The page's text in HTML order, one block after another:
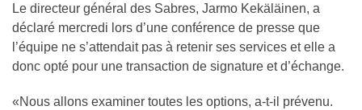
Le directeur général des Sabres, Jarmo Kekäläinen, a
déclaré mercredi lors d’une conférence de presse que
l’équipe ne s’attendait pas à retenir ses services et elle a
donc opté pour une transaction de signature et d’échange.
«Nous allons examiner toutes les options, a-t-il prévenu.